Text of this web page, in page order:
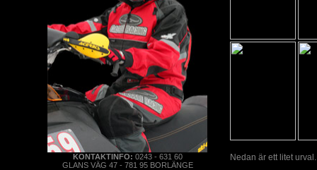
KONTAKTINFO: 0243 - 631 60
GLANS VÄG 47 - 781 95 BORLÄNGE
Nedan är ett litet